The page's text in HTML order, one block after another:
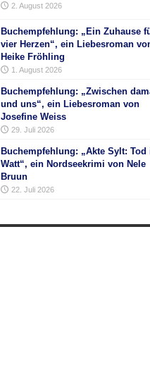
2. August 2026
Buchempfehlung: „Ein Zuhause
vier Herzen“, ein Liebesroman
Heike Fröhling
1. August 2026
Buchempfehlung: „Zwischen
und uns“, ein Liebesroman von
Josefine Weiss
29. Juli 2026
Buchempfehlung: „Akte Sylt: Tod
Watt“, ein Nordseekrimi von Nele
Bruun
22. Juli 2026